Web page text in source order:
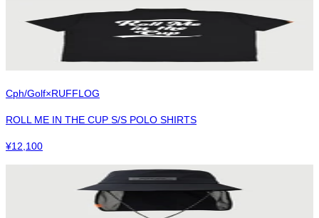
Cph/Golf×RUFFLOG
ROLL ME IN THE CUP S/S POLO SHIRTS
¥12,100